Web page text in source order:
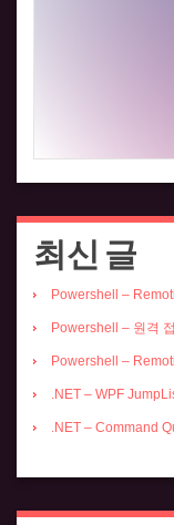
최신 글
Powershell –
Powershell – 원격
Powershell –
.NET – WPF
.NET – Command